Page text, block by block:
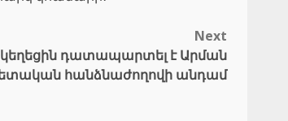
Next
դատապարտել է Արման
հանձնաժողովի անդամ